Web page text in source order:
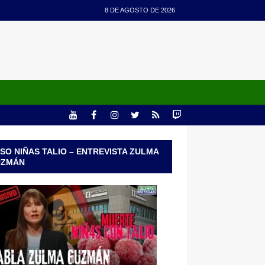
8 DE AGOSTO DE 2026
NIÑAS TALIO – ENTREVISTA ZULMA